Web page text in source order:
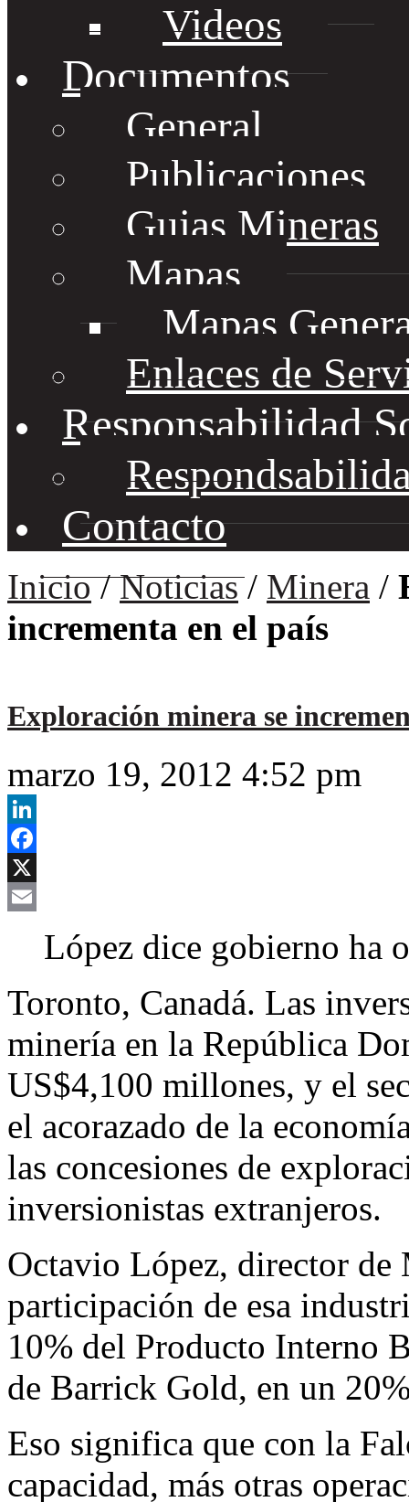
Videos
Documentos
General
Publicaciones
Guias Mineras
Mapas
Mapas
Enlaces de
Responsabilidad
Contacto
Inicio/Noticias/ Minera /
incrementa en el país
Exploración minera se
marzo 19, 2012 4:52 pm
LinkedIn
Facebook
X
López dice gobierno ha
Toronto, Canadá. Las
minería en la República
US$4,100 millones, y el
el acorazado de la
las concesiones de
inversionistas extranjeros.
Octavio López, director de
participación de esa
10% del Producto Interno
de Barrick Gold, en un
Eso significa que con la
capacidad, más otras